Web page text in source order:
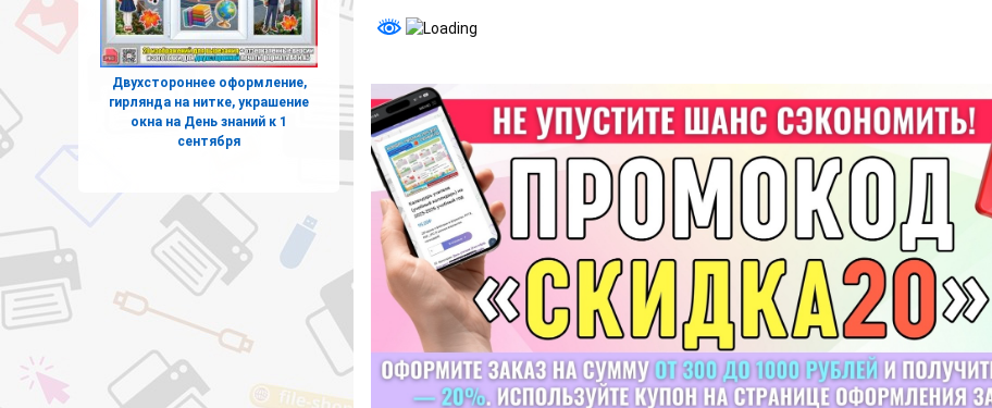
Двухстороннее оформление,
гирлянда на нитке, украшение
окна на День знаний к 1
сентября